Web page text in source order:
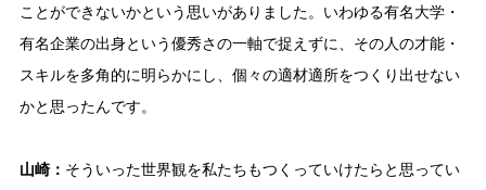
ことができないかという思いがありました。いわゆる有名大学・
有名企業の出身という優秀さの一軸で捉えずに、その人の才能・
スキルを多角的に明らかにし、個々の適材適所をつくり出せない
かと思ったんです。
山崎： そういった世界観を私たちもつくっていけたらと思ってい